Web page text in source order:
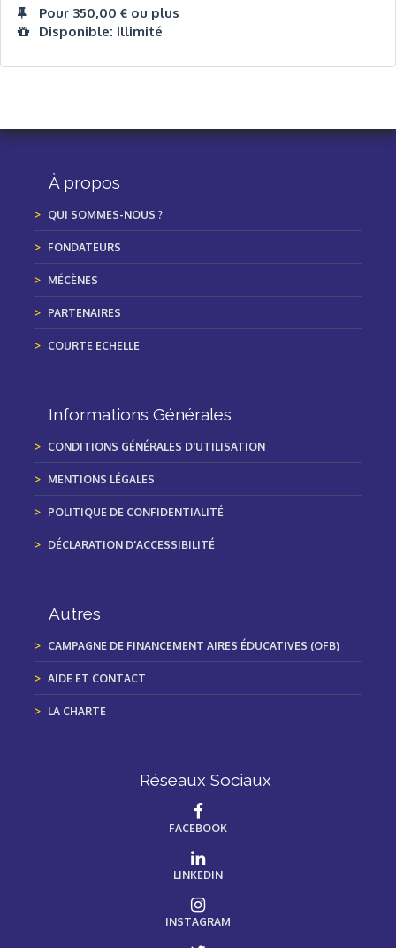
Pour 350,00 € ou plus
Disponible: Illimité
À propos
QUI SOMMES-NOUS ?
FONDATEURS
MÉCÈNES
PARTENAIRES
COURTE ECHELLE
Informations Générales
CONDITIONS GÉNÉRALES D'UTILISATION
MENTIONS LÉGALES
POLITIQUE DE CONFIDENTIALITÉ
DÉCLARATION D'ACCESSIBILITÉ
Autres
CAMPAGNE DE FINANCEMENT AIRES ÉDUCATIVES (OFB)
AIDE ET CONTACT
LA CHARTE
Réseaux Sociaux
FACEBOOK
LINKEDIN
INSTAGRAM